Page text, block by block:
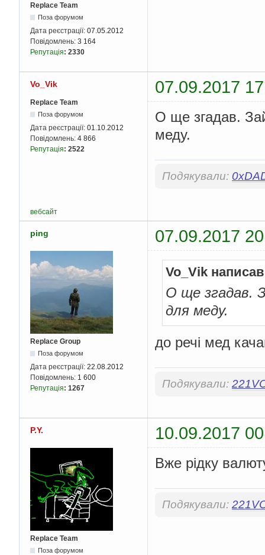
Replace Team
Поза форумом
Дата реєстрації: 07.05.2012
Повідомлень: 3 164
Репутація: 2330
Vo_Vik 07.09.2017
Replace Team
Поза форумом
Дата реєстрації: 01.10.2012
Повідомлень: 4 866
Репутація: 2522
О ще згадав.
меду.
Подякували:
вебсайт
ping 07.09.2017
Replace Group
Поза форумом
Дата реєстрації: 22.08.2012
Повідомлень: 1 600
Репутація: 1267
Vo_Vik
О ще згадав.
для меду.
до речі мед
Подякували:
P.Y. 10.09.2017
Replace Team
Поза форумом
Вже рідку
Подякували: